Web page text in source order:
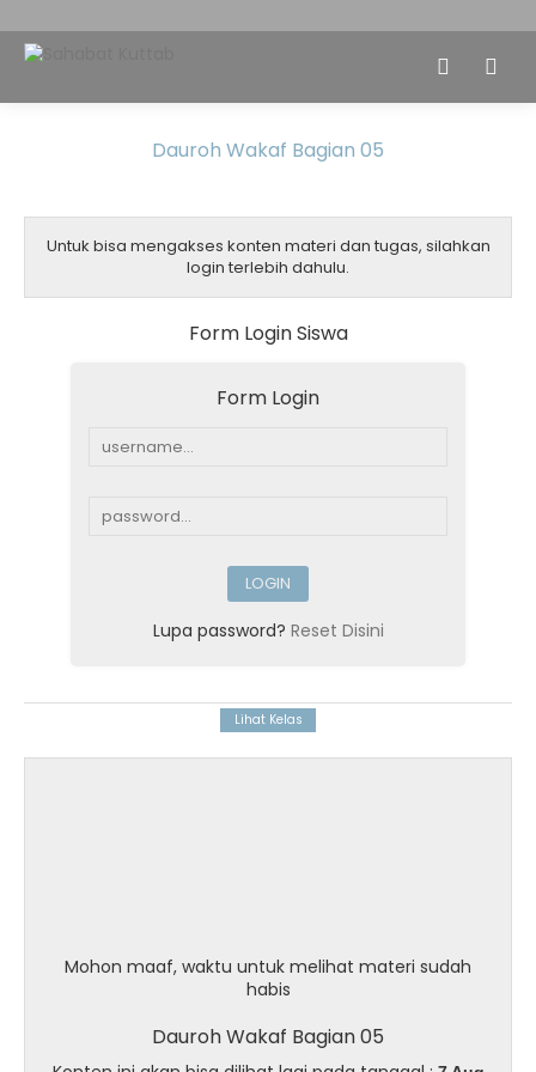
Dauroh Wakaf Bagian 05
Untuk bisa mengakses konten materi dan tugas, silahkan
login terlebih dahulu.
Form Login Siswa
Form Login
Lupa password? Reset Disini
Mohon maaf, waktu untuk melihat materi sudah
habis
Dauroh Wakaf Bagian 05